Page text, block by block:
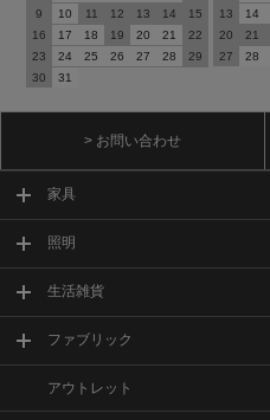
9
10 11 12 13 14
15
16
17 18 19 20 21
22
23
24 25 26 27 28
29
30
31
13
14
20
21
27
28
> お問い合わせ
家具
照明
生活雑貨
ファブリック
アウトレット